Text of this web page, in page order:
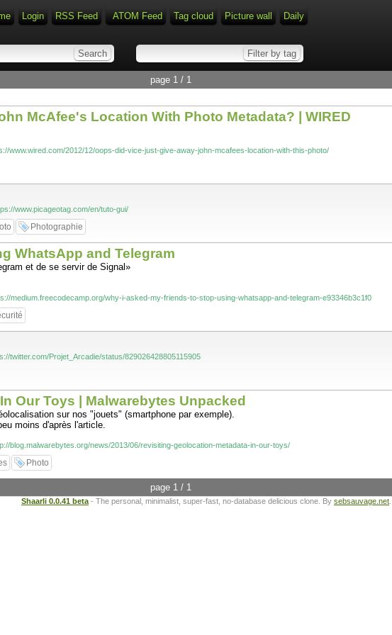
Login RSS Feed ATOM Feed Tag cloud Picture wall Daily
page 1 / 1
McAfee's Location With Photo Metadata? | WIRED
www.wired.com/2012/12/oops-did-vice-just-give-away-john-mcafees-location-with-this-photo/
www.picageotag.com/en/tuto-gui/
Photographie
WhatsApp and Telegram
et de se servir de Signal»
medium.freecodecamp.org/why-i-asked-my-friends-to-stop-using-whatsapp-and-telegram-e93346b3c1f0
twitter.com/Projet_Arcadie/status/829026428805115905
Our Toys | Malwarebytes Unpacked
sur nos "jouets" (smartphone par exemple).
moins d'après l'article.
blog.malwarebytes.org/news/2013/06/revisiting-geolocation-metadata-in-our-toys/
Photo
page 1 / 1
Shaarli 0.0.41 beta - The personal, minimalist, super-fast, no-database delicious clone. By sebsauvage.net